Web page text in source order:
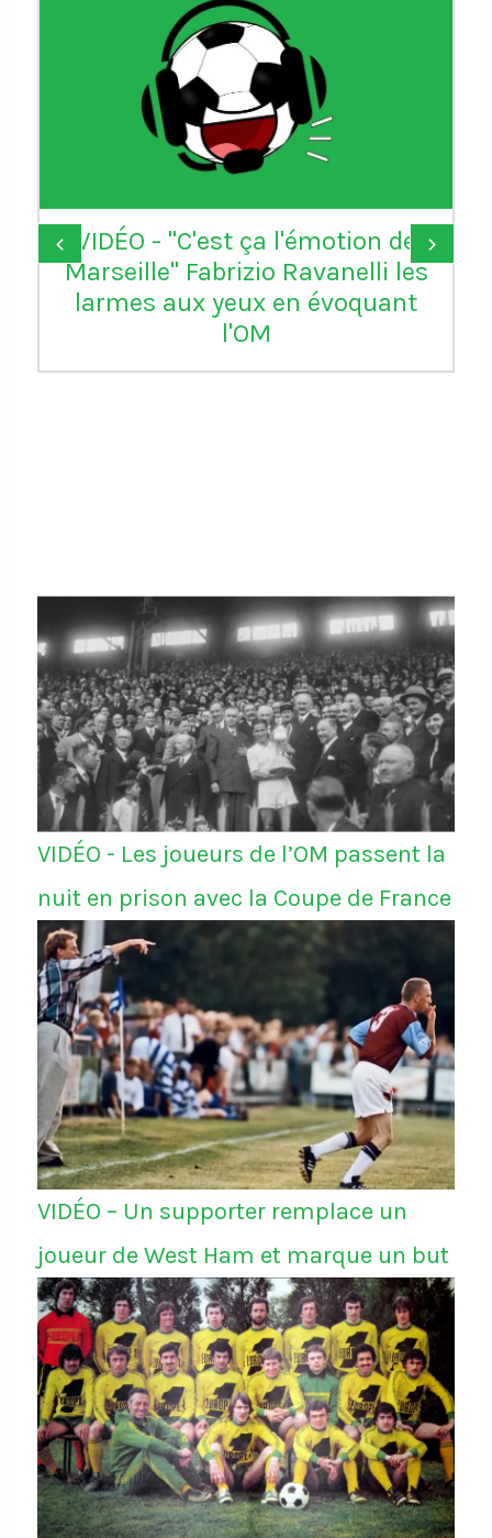
VIDÉO - "C'est ça l'émotion de
Marseille" Fabrizio Ravanelli les
larmes aux yeux en évoquant
l'OM
‹ ›
VIDÉO - Les joueurs de l’OM passent la
nuit en prison avec la Coupe de France
VIDÉO – Un supporter remplace un
joueur de West Ham et marque un but